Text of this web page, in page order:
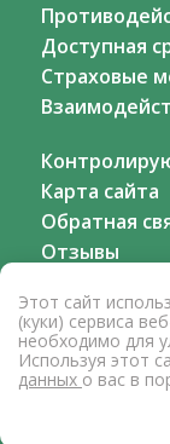
Доступная
Страховые
Карта сайта
Обратная
Отзывы
Этот сайт
(куки) сервиса
необходимо для
Используя этот
данных о вас в